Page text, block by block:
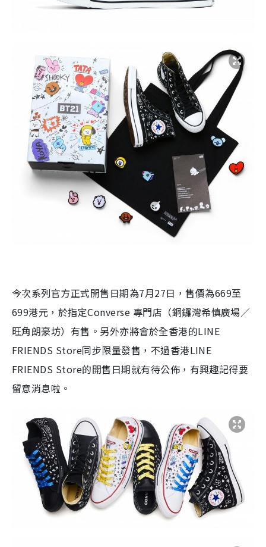
今次系列官方正式開售日期為7月27日，售價為669至
699港元，於指定Converse 專門店（銅鑼灣希慎廣場／
旺角朗豪坊）有售。另外亦將會於全香港的LINE
FRIENDS Store同步限量發售，不過香港LINE
FRIENDS Store的開售日期就有待公佈，有興趣記得要
留意消息啦。